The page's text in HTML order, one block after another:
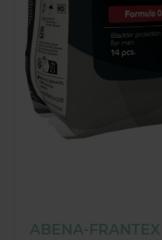
ABENA-FRANTEX